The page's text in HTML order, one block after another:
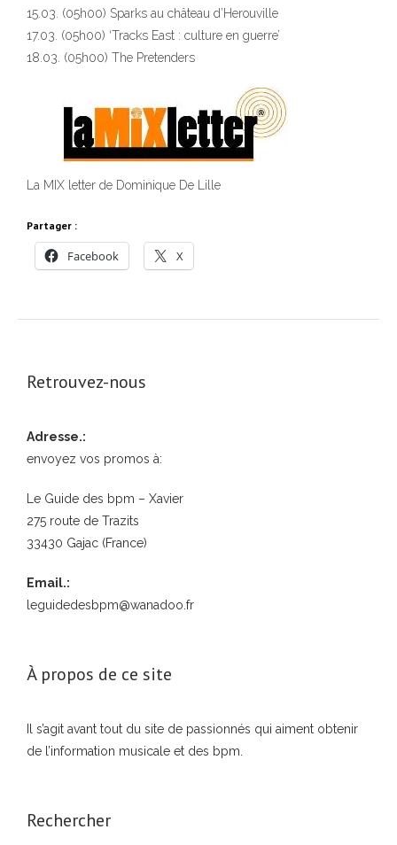
15.03. (05h00) Sparks au château d’Herouville
17.03. (05h00) ‘Tracks East : culture en guerre’
18.03. (05h00) The Pretenders
La MIX letter de Dominique De Lille
Partager :
Facebook X
Retrouvez-nous
Adresse.:
envoyez vos promos à:
Le Guide des bpm – Xavier
275 route de Trazits
33430 Gajac (France)
Email.:
leguidedesbpm@wanadoo.fr
À propos de ce site
Il s’agit avant tout du site de passionnés qui aiment obtenir
de l’information musicale et des bpm.
Rechercher